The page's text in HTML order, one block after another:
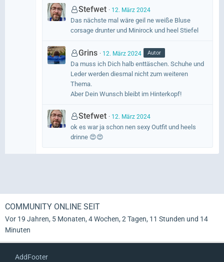
Stefwet 12. März 2024
Das nächste mal wäre geil ne weiße Bluse
corsage drunter und Minirock und heel Stiefel
Grins 12. März 2024 Autor
Da muss ich Dich halb enttäschen. Schuhe und
Leder werden diesmal nicht zum weiteren
Thema.
Aber Dein Wunsch bleibt im Hinterkopf!
Stefwet 12. März 2024
ok es war ja schon nen sexy Outfit und heels
drinne 😍😍
COMMUNITY ONLINE SEIT
Vor 19 Jahren, 5 Monaten, 4 Wochen, 2 Tagen, 11 Stunden und 14
Minuten
AddFooter